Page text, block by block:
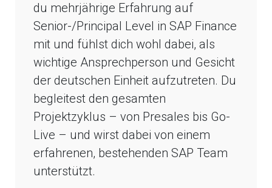
du mehrjährige Erfahrung auf
Senior-/Principal Level in SAP Finance
mit und fühlst dich wohl dabei, als
wichtige Ansprechperson und Gesicht
der deutschen Einheit aufzutreten. Du
begleitest den gesamten
Projektzyklus – von Presales bis Go-
Live – und wirst dabei von einem
erfahrenen, bestehenden SAP Team
unterstützt.